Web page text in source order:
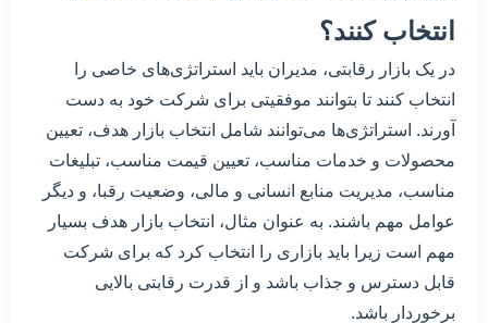
انتخاب کنند؟
در یک بازار رقابتی، مدیران باید استراتژی‌های خاصی را
انتخاب کنند تا بتوانند موفقیتی برای شرکت خود به دست
آورند. استراتژی‌ها می‌توانند شامل انتخاب بازار هدف، تعیین
محصولات و خدمات مناسب، تعیین قیمت مناسب، تبلیغات
مناسب، مدیریت منابع انسانی و مالی، وضعیت رقبا، و دیگر
عوامل مهم باشند. به عنوان مثال، انتخاب بازار هدف بسیار
مهم است زیرا باید بازاری را انتخاب کرد که برای شرکت
قابل دسترس و جذاب باشد و از قدرت رقابتی بالایی
برخوردار باشد.